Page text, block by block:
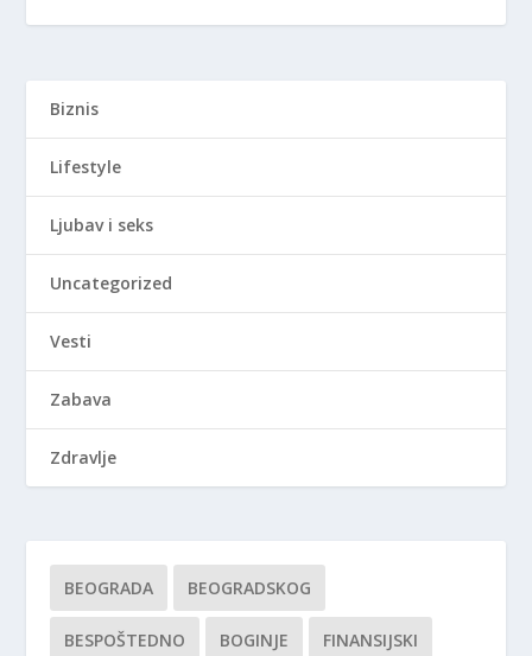
Biznis
Lifestyle
Ljubav i seks
Uncategorized
Vesti
Zabava
Zdravlje
BEOGRADA BEOGRADSKOG
BESPOŠTEDNO BOGINJE FINANSIJSKI